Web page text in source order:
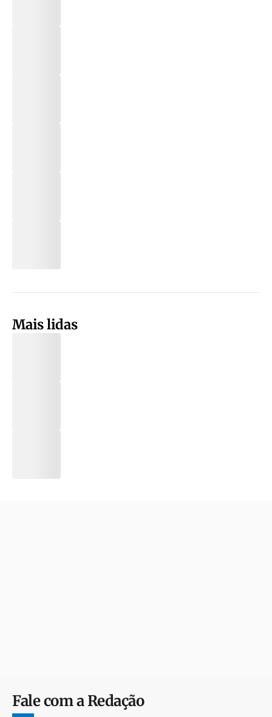
Mais lidas
Fale com a Redação